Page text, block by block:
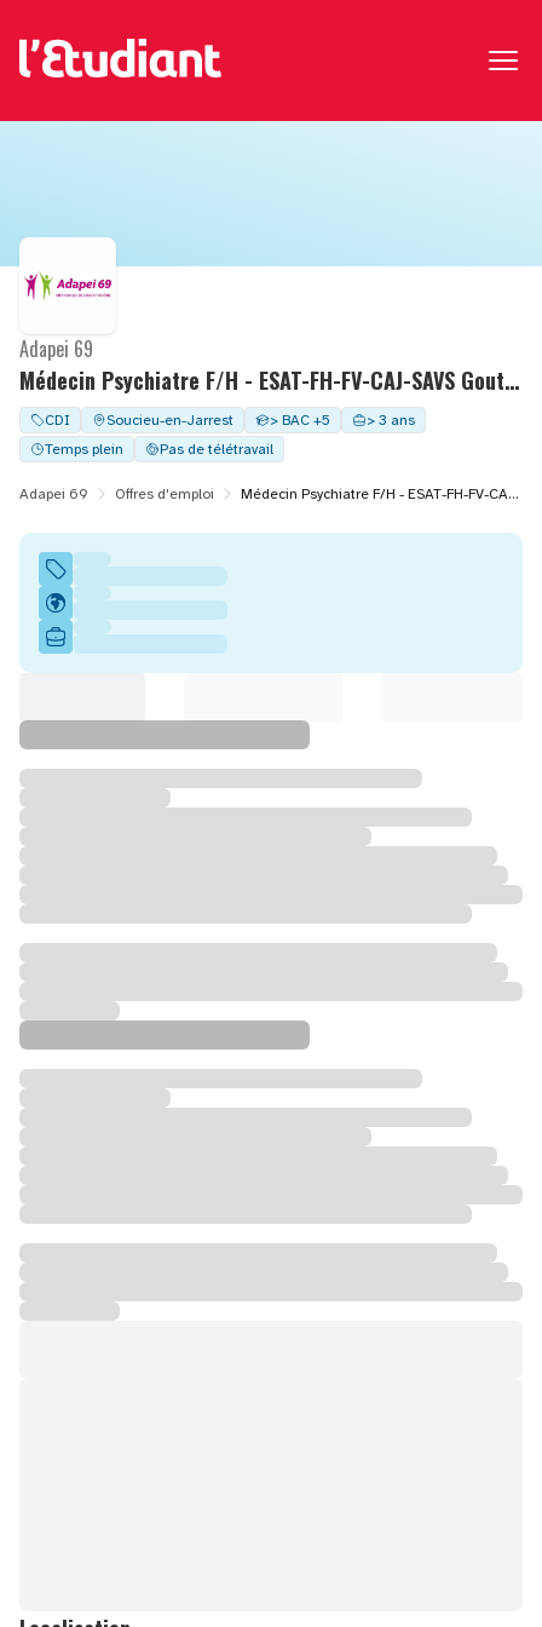
Médecin Psychiatre F/H - ESAT-FH-FV-CAJ-SAVS Goutte d'Or
Adapei 69
CDI Soucieu-en-Jarrest > BAC +5
> 3 ans
Temps plein
Pas de télétravail
Adapei 69 Offres d'emploi Médecin Psychiatre F/H - ESAT-FH-FV-CAJ-SAVS Goutte d'Or